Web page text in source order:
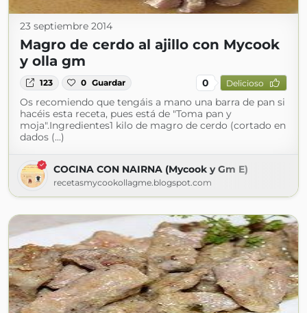
23 septiembre 2014
Magro de cerdo al ajillo con Mycook
y olla gm
123 0 Guardar 0 Delicioso
Os recomiendo que tengáis a mano una barra de pan si
hacéis esta receta, pues está de "Toma pan y
moja".Ingredientes1 kilo de magro de cerdo (cortado en
dados (...)
COCINA CON NAIRNA (Mycook y Gm E)
recetasmycookollagme.blogspot.com